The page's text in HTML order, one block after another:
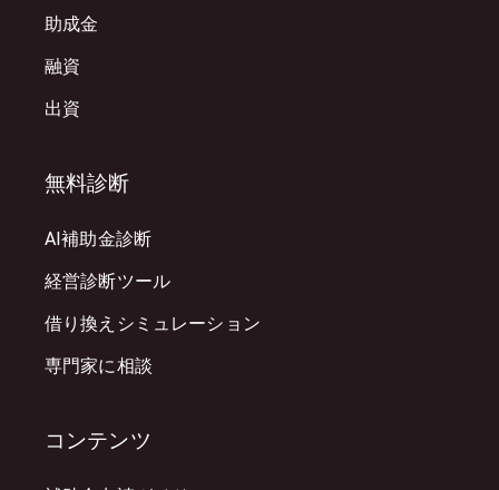
助成金
融資
出資
無料診断
AI補助金診断
経営診断ツール
借り換えシミュレーション
専門家に相談
コンテンツ